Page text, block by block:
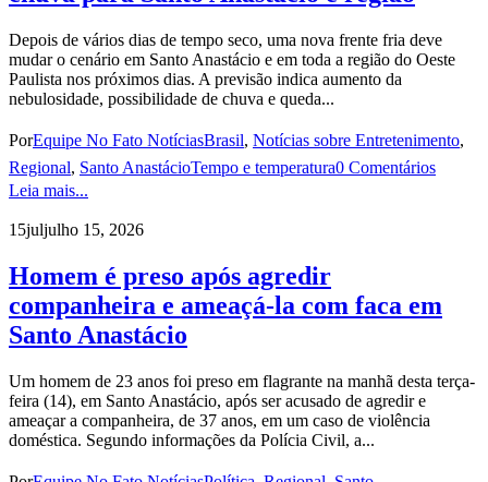
Depois de vários dias de tempo seco, uma nova frente fria deve
mudar o cenário em Santo Anastácio e em toda a região do Oeste
Paulista nos próximos dias. A previsão indica aumento da
nebulosidade, possibilidade de chuva e queda...
PorEquipe No Fato NotíciasBrasil, Notícias sobre Entretenimento,
Regional, Santo AnastácioTempo e temperatura0 Comentários
Leia mais...
15juljulho 15, 2026
Homem é preso após agredir
companheira e ameaçá-la com faca em
Santo Anastácio
Um homem de 23 anos foi preso em flagrante na manhã desta terça-
feira (14), em Santo Anastácio, após ser acusado de agredir e
ameaçar a companheira, de 37 anos, em um caso de violência
doméstica. Segundo informações da Polícia Civil, a...